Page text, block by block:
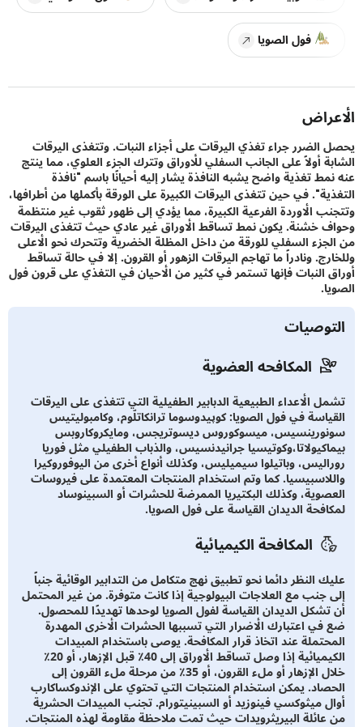
فول الصويا
جراء تغذي اليرقات على أجزاء النبات. وتتغذى اليرقات
أولاً على الجانب السفلي للأوراق وتترك الجزء العلوي، مما ينتج
تغذية واضح يشبه النافذة يشار إليه أحيانًا باسم "نافذة
في حين تتغذى اليرقات الكبيرة على الورقة بأكملها من أطرافها،
الأوردة الفرعية الكبيرة، مما يؤدي إلى ظهور ثقوب غير منتظمة
خشنة. يكون نمط تساقط الأوراق غير عادي حيث تتغذى اليرقات
السفلي للورقة من داخل المظلة الخضرية وتتحرك نحو الأعلى
ونادراً ما تهاجم اليرقات الزهور أو القرون. إلا في حالة تساقط
النبات فإنها تستمر في كثير من الأحيان في التغذي على قرون فول
المكافحه العضوية
الأعداء الطبيعية الدبابير الطفيلية التي تتغذى على اليرقات
في فول الصويا: كوپيدوسوما ترانكاتلّوم، وكامبوليتيس
ميسوكوروس ديسوتريجس، ومايكروكاروبس
جرانيدنسيس، والذباب الطفيلي مثل فوريا
وباتيلوا سيميليس، وكذلك أنواع أخرى من اليوفوروكيرا
كما وتم استخدام المنتجات المعتمدة على فيروسات
وكذلك البكتيريا الممرضة للحشرات أو السبينوساد
الديدان القياسة على فول الصويا.
المكافحة الكيميائية
النظر دائما نحو تطبيق نهج متكامل من التدابير الوقائية جنباً
جنب مع العلاجات البيولوجية إذا كانت متوفرة. من غير المحتمل
الديدان القياسة لفول الصويا لوحدها تهديدًا للمحصول.
اعتبارك الأضرار التي تسببها الحشرات الأخرى المهدرة
عند اتخاذ قرار المكافحة. يوصى باستخدام المبيدات
الكيميائية إذا وصل تساقط الأوراق إلى 40٪ قبل الإزهار، أو 20٪
خلال الإزهار أو ملء القرون، أو 35٪ من مرحلة ملء القرون إلى
يمكن استخدام المنتجات التي تحتوي على الإندوكساكارب
ميثوكسي فينوزيد أو السبينيتورام. تجنب المبيدات الحشرية
البيريثرويدات حيث تمت ملاحظة مقاومة لهذه المنتجات.